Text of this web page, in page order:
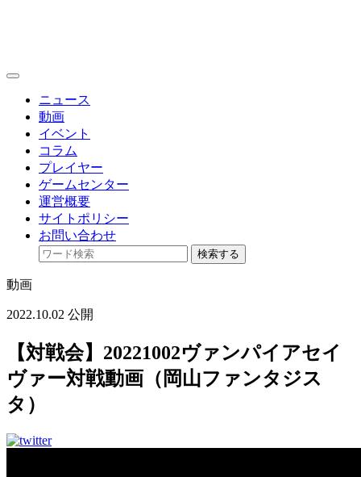
toggle
ニュース
動画
イベント
コラム
プレイヤー
ゲームセンター
運営概要
サイトポリシー
お問い合わせ
検索する
動画
2022.10.02 公開
【対戦会】20221002ヴァンパイアセイ
ヴァー対戦動画（岡山ファンタジス
タ）